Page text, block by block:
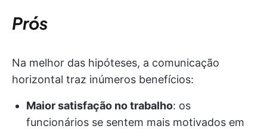
Prós
Na melhor das hipóteses, a comunicação
horizontal traz inúmeros benefícios:
Maior satisfação no trabalho: os
funcionários se sentem mais motivados em